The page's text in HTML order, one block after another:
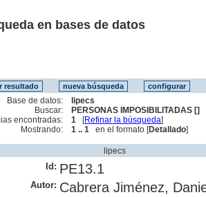
en bases de datos
Base de datos:
lipecs
Buscar:
PERSONAS IMPOSIBILITADAS []
encontradas:
1 [Refinar la búsqueda]
Mostrando:
1 .. 1 en el formato [Detallado]
lipecs
Id: PE13.1
Autor: Cabrera Jiménez,